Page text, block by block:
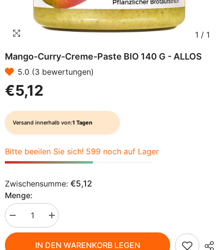
1 / 1
Mango-Curry-Creme-Paste BIO 140 G - ALLOS
5.0 (3 bewertungen)
€5,12
Versand innerhalb von:1 Tagen
Bitte beeilen Sie sich! 599 noch auf Lager
Zwischensumme: €5,12
Menge:
verringern
für
Menge
erhöhen
für
Mango-
Curry-
IN DEN WARENKORB LEGEN